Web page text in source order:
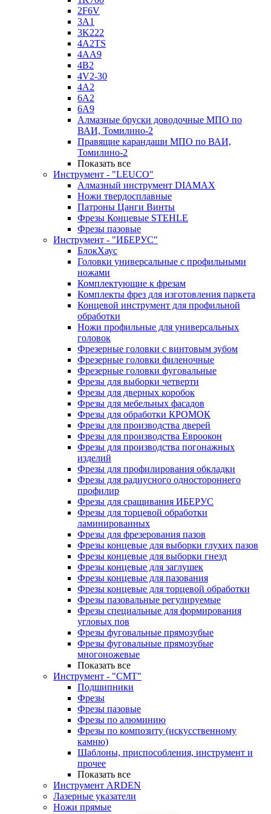
2F6V
3A1
3K222
4A2TS
4AA9
4B2
4V2-30
4А2
6A2
6A9
Алмазные бруски доводочные МПО по
ВАИ, Томилино-2
Правящие карандаши МПО по ВАИ,
Томилино-2
Показать все
Инструмент - "LEUCO"
Алмазный инструмент DIAMAX
Ножи твердосплавные
Патроны Цанги Винты
Фрезы Концевые STEHLE
Фрезы пазовые
Инструмент - "ИБЕРУС"
БлокХаус
Головки универсальные с профильными
ножами
Комплектующие к фрезам
Комплекты фрез для изготовления паркета
Концевой инструмент для профильной
обработки
Ножи профильные для универсальных
головок
Фрезерные головки с винтовым зубом
Фрезерные головки филеночные
Фрезерные головки фуговальные
Фрезы для выборки четверти
Фрезы для дверных коробок
Фрезы для мебельных фасадов
Фрезы для обработки КРОМОК
Фрезы для производства дверей
Фрезы для производства Евроокон
Фрезы для производства погонажных
изделий
Фрезы для профилирования обкладки
Фрезы для радиусного одностороннего
профилир
Фрезы для сращивания ИБЕРУС
Фрезы для торцевой обработки
ламинированных
Фрезы для фрезерования пазов
Фрезы концевые для выборки глухих пазов
Фрезы концевые для выборки гнезд
Фрезы концевые для заглушек
Фрезы концевые для пазования
Фрезы концевые для торцевой обработки
Фрезы пазовальные регулируемые
Фрезы специальные для формирования
угловых пов
Фрезы фуговальные прямозубые
Фрезы фуговальные прямозубые
многоножевые
Показать все
Инструмент - "СМТ"
Подшипники
Фрезы
Фрезы пазовые
Фрезы по алюминию
Фрезы по композиту (искусственному
камню)
Шаблоны, приспособления, инструмент и
прочее
Показать все
Инструмент ARDEN
Лазерные указатели
Ножи прямые